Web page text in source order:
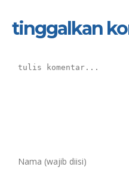
tinggalkan